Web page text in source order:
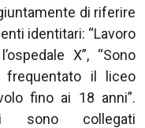
di riferire
identitari: “Lavoro
X”, “Sono
frequentato il liceo
fino ai 18 anni”.
sono collegati